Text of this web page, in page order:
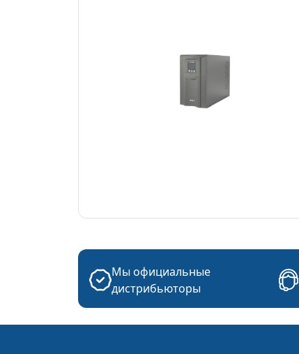
Мы официальные
дистрибьюторы